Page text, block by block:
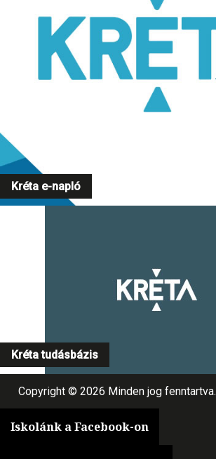
Kréta e-napló
Kréta tudásbázis
Copyright © 2026 Minden jog fenntartva.
Iskolánk a Facebook-on